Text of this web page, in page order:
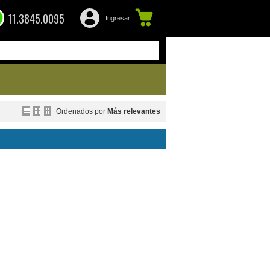
11.3845.0095 Ingresar
Ordenados por Más relevantes